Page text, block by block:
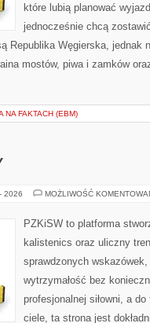
które lubią planować
jednocześnie chcą
Republika Węgierska, jednak
mostów, piwa i zamków
NA FAKTACH (EBM)
2026 MOŻLIWOŚĆ
PZKiSW to platforma
kalistenics oraz uliczny
sprawdzonych
wytrzymałość bez
profesjonalnej siłowni, a
ciele, ta strona jest